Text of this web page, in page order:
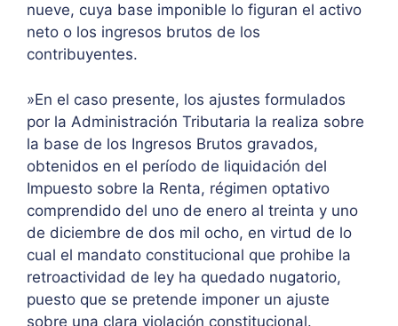
nueve, cuya base imponible lo figuran el activo
neto o los ingresos brutos de los
contribuyentes.
»En el caso presente, los ajustes formulados
por la Administración Tributaria la realiza sobre
la base de los Ingresos Brutos gravados,
obtenidos en el período de liquidación del
Impuesto sobre la Renta, régimen optativo
comprendido del uno de enero al treinta y uno
de diciembre de dos mil ocho, en virtud de lo
cual el mandato constitucional que prohibe la
retroactividad de ley ha quedado nugatorio,
puesto que se pretende imponer un ajuste
sobre una clara violación constitucional.